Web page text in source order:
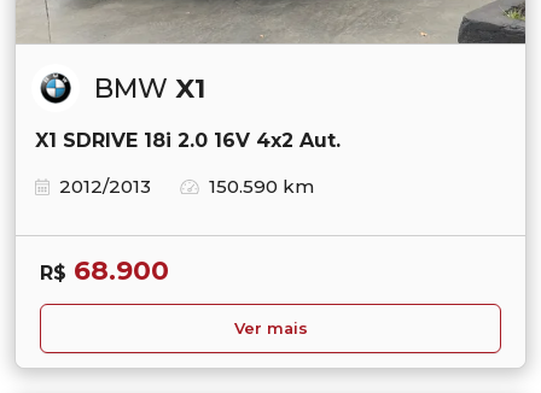
BMW X1
X1 SDRIVE 18i 2.0 16V 4x2 Aut.
2012/2013
150.590 km
R$ 68.900
Ver mais